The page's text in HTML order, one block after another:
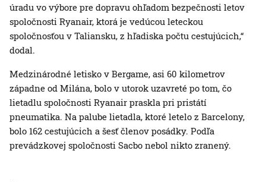
úradu vo výbore pre dopravu ohľadom bezpečnosti letov
spoločnosti Ryanair, ktorá je vedúcou leteckou
spoločnosťou v Taliansku, z hľadiska počtu cestujúcich,“
dodal.
Medzinárodné letisko v Bergame, asi 60 kilometrov
západne od Milána, bolo v utorok uzavreté po tom, čo
lietadlu spoločnosti Ryanair praskla pri pristátí
pneumatika. Na palube lietadla, ktoré letelo z Barcelony,
bolo 162 cestujúcich a šesť členov posádky. Podľa
prevádzkovej spoločnosti Sacbo nebol nikto zranený.